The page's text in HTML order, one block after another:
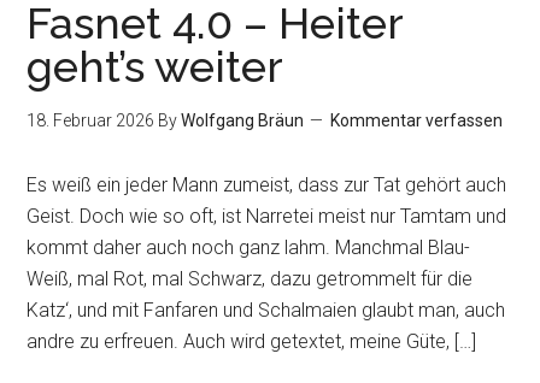
Fasnet 4.0 – Heiter
geht’s weiter
18. Februar 2026 ByWolfgang Bräun Kommentar verfassen
Es weiß ein jeder Mann zumeist, dass zur Tat gehört auch
Geist. Doch wie so oft, ist Narretei meist nur Tamtam und
kommt daher auch noch ganz lahm. Manchmal Blau-
Weiß, mal Rot, mal Schwarz, dazu getrommelt für die
Katz‘, und mit Fanfaren und Schalmaien glaubt man, auch
andre zu erfreuen. Auch wird getextet, meine Güte, […]